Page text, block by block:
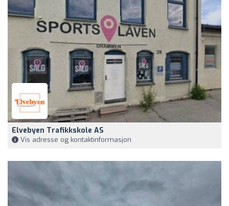
Elvebyen Trafikkskole AS
Vis adresse og kontaktinformasjon